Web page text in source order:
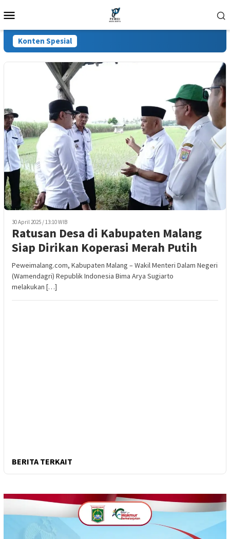
ke
Mobile
Konten Spesial
30 April 2025 / 13:10 WIB
Ratusan Desa di Kabupaten Malang
Siap Dirikan Koperasi Merah Putih
Peweimalang.com, Kabupaten Malang – Wakil Menteri Dalam Negeri
(Wamendagri) Republik Indonesia Bima Arya Sugiarto
melakukan […]
BERITA TERKAIT